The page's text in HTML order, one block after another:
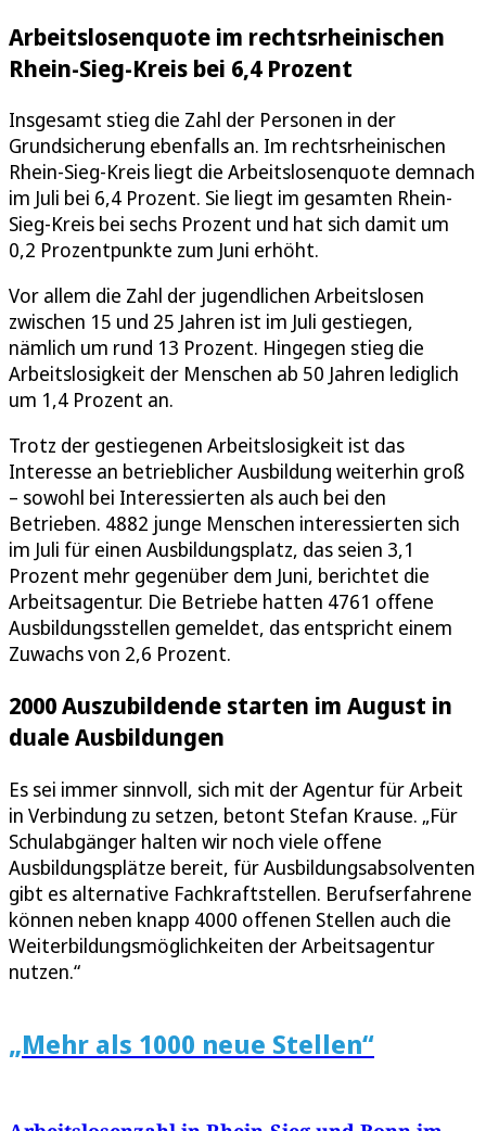
Arbeitslosenquote im rechtsrheinischen
Rhein-Sieg-Kreis bei 6,4 Prozent
Insgesamt stieg die Zahl der Personen in der
Grundsicherung ebenfalls an. Im rechtsrheinischen
Rhein-Sieg-Kreis liegt die Arbeitslosenquote demnach
im Juli bei 6,4 Prozent. Sie liegt im gesamten Rhein-
Sieg-Kreis bei sechs Prozent und hat sich damit um
0,2 Prozentpunkte zum Juni erhöht.
Vor allem die Zahl der jugendlichen Arbeitslosen
zwischen 15 und 25 Jahren ist im Juli gestiegen,
nämlich um rund 13 Prozent. Hingegen stieg die
Arbeitslosigkeit der Menschen ab 50 Jahren lediglich
um 1,4 Prozent an.
Trotz der gestiegenen Arbeitslosigkeit ist das
Interesse an betrieblicher Ausbildung weiterhin groß
– sowohl bei Interessierten als auch bei den
Betrieben. 4882 junge Menschen interessierten sich
im Juli für einen Ausbildungsplatz, das seien 3,1
Prozent mehr gegenüber dem Juni, berichtet die
Arbeitsagentur. Die Betriebe hatten 4761 offene
Ausbildungsstellen gemeldet, das entspricht einem
Zuwachs von 2,6 Prozent.
2000 Auszubildende starten im August in
duale Ausbildungen
Es sei immer sinnvoll, sich mit der Agentur für Arbeit
in Verbindung zu setzen, betont Stefan Krause. „Für
Schulabgänger halten wir noch viele offene
Ausbildungsplätze bereit, für Ausbildungsabsolventen
gibt es alternative Fachkraftstellen. Berufserfahrene
können neben knapp 4000 offenen Stellen auch die
Weiterbildungsmöglichkeiten der Arbeitsagentur
nutzen.“
„Mehr als 1000 neue Stellen“